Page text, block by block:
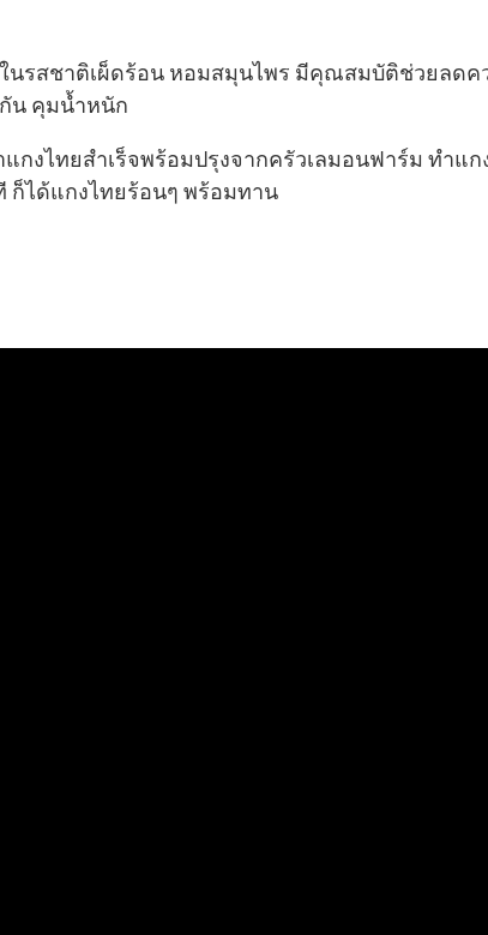
นรสชาติเผ็ดร้อน หอมสมุนไพร มีคุณสมบัติช่วยลดค
น คุมน้ำหนัก
กงไทยสำเร็จพร้อมปรุงจากครัวเลมอนฟาร์ม ทำแก
ก็ได้แกงไทยร้อนๆ พร้อมทาน